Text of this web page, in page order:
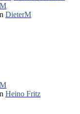
DieterM
Heino Fritz